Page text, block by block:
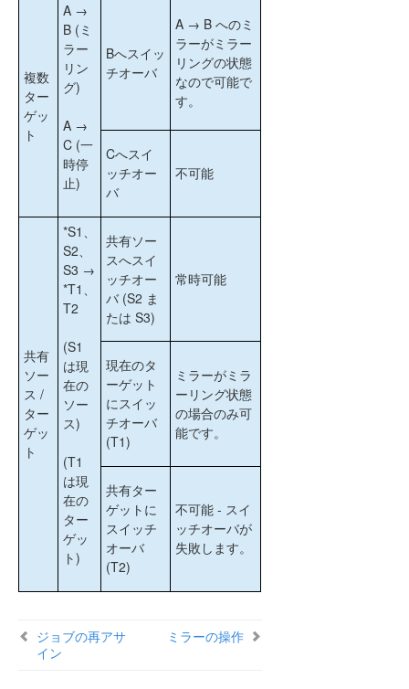
複数
ター
ゲッ
ト
A →
B (ミ
ラー
リン
グ)
A →
C (一
時停
止)
Bへスイッ
チオーバ
A → B へのミ
ラーがミラー
リングの状態
なので可能で
す。
Cへスイ
ッチオー
バ
不可能
共有
ソー
ス /
ター
ゲッ
ト
*S1、
S2、
S3 →
*T1、
T2
(S1
は現
在の
ソー
ス)
(T1
は現
在の
ター
ゲッ
ト)
共有ソー
スへスイ
ッチオー
バ (S2 ま
たは S3)
常時可能
現在のタ
ーゲット
にスイッ
チオーバ
(T1)
ミラーがミラ
ーリング状態
の場合のみ可
能です。
共有ター
ゲットに
スイッチ
オーバ
(T2)
不可能 - スイ
ッチオーバが
失敗します。
ジョブの再アサ
イン
ミラーの操作